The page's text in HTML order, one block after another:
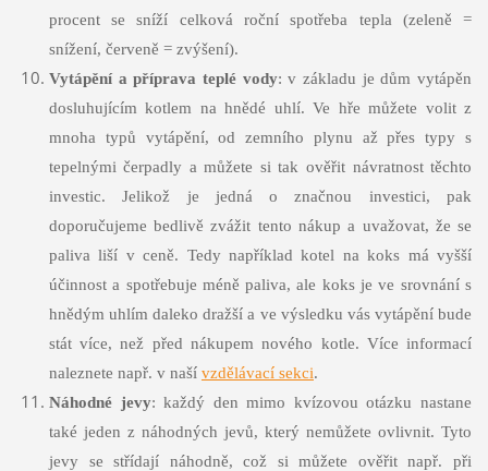
procent se sníží celková roční spotřeba tepla (zeleně =
snížení, červeně = zvýšení).
Vytápění a příprava teplé vody: v základu je dům vytápěn
dosluhujícím kotlem na hnědé uhlí. Ve hře můžete volit z
mnoha typů vytápění, od zemního plynu až přes typy s
tepelnými čerpadly a můžete si tak ověřit návratnost těchto
investic. Jelikož je jedná o značnou investici, pak
doporučujeme bedlivě zvážit tento nákup a uvažovat, že se
paliva liší v ceně. Tedy například kotel na koks má vyšší
účinnost a spotřebuje méně paliva, ale koks je ve srovnání s
hnědým uhlím daleko dražší a ve výsledku vás vytápění bude
stát více, než před nákupem nového kotle. Více informací
naleznete např. v naší vzdělávací sekci.
Náhodné jevy: každý den mimo kvízovou otázku nastane
také jeden z náhodných jevů, který nemůžete ovlivnit. Tyto
jevy se střídají náhodně, což si můžete ověřit např. při